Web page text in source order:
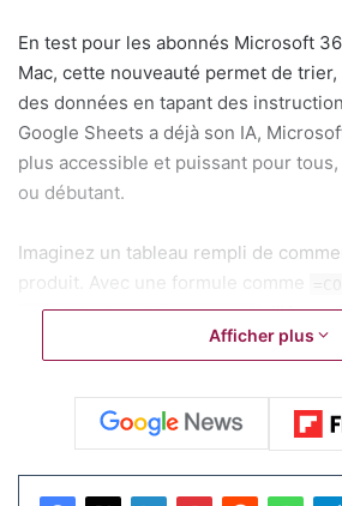
En test pour les abonnés Microsoft
Mac, cette nouveauté permet de
des données en tapant des
Google Sheets a déjà son IA,
plus accessible et puissant pour
ou débutant.
Imaginez un tableau rempli de
produit. Avec une formule comme
positif/négatif", B2:B20) , l’IA
les avis en catégories. Besoin d’un
condensé en quelques mots. Vous
une description produit avec
Ces commandes, basées sur le
Afficher plus